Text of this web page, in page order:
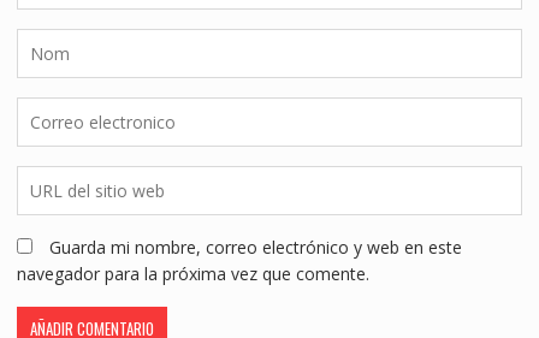
Guarda mi nombre, correo electrónico y web en este
navegador para la próxima vez que comente.